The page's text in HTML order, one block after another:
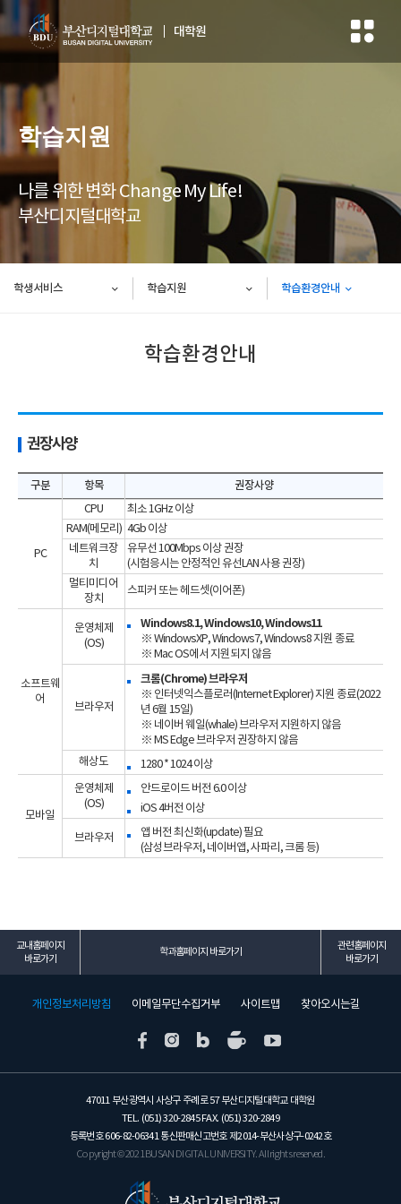
대학원
학습지원
나를 위한 변화 Change My Life!
부산디지털대학교
학생서비스 학습지원 학습환경안내
학습환경안내
권장사양
구분 항목 권장사양
PC
CPU
최소 1GHz 이상
RAM(메모리) 4Gb 이상
네트워크장
치
유무선 100Mbps 이상 권장
(시험응시는 안정적인 유선LAN 사용 권장)
멀티미디어
장치
스피커 또는 헤드셋(이어폰)
소프트웨
어
운영체제
(OS)
Windows8.1, Windows10, Windows11
※ WindowsXP, Windows7, Windows8 지원 종료
※ Mac OS에서 지원되지 않음
브라우저
크롬(Chrome) 브라우저
※ 인터넷익스플로러(Internet Explorer) 지원 종료(2022
년 6월 15일)
※ 네이버 웨일(whale) 브라우저 지원하지 않음
※ MS Edge 브라우저 권장하지 않음
해상도
1280 * 1024 이상
모바일
운영체제
(OS)
안드로이드 버전 6.0 이상
iOS 4버전 이상
브라우저
앱 버전 최신화(update) 필요
(삼성브라우저, 네이버앱, 사파리, 크롬 등)
교내홈페이지
바로가기
학과홈페이지 바로가기
관련홈페이지
바로가기
개인정보처리방침 이메일무단수집거부 사이트맵 찾아오시는길
47011 부산광역시 사상구 주례로 57 부산디지털대학교 대학원
TEL. (051) 320-2845 FAX. (051) 320-2849
등록번호 606-82-06341 통신판매신고번호 제2014-부산사상구-0242호
Copyright © 2021 BUSAN DIGITAL UNIVERSITY. All rights reserved.